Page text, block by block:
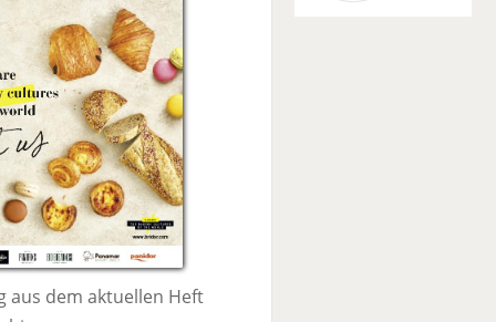
aus dem aktuellen Heft